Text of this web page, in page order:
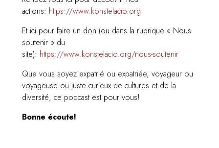
actions: https://www.konstelacio.org
Et ici pour faire un don (ou dans la rubrique « Nous
soutenir » du
site): https://www.konstelacio.org/nous-soutenir
Que vous soyez expatrié ou expatriée, voyageur ou
voyageuse ou juste curieux de cultures et de la
diversité, ce podcast est pour vous!
Bonne écoute!